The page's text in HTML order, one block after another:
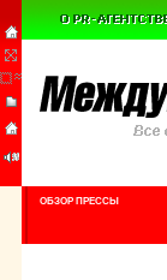
ОБЗОР ПРЕССЫ